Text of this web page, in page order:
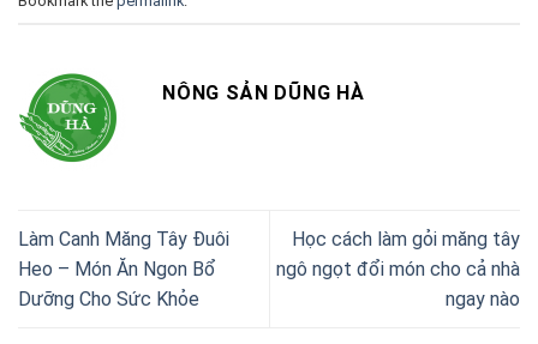
NÔNG SẢN DŨNG HÀ
Làm Canh Măng Tây Đuôi
Heo – Món Ăn Ngon Bổ
Dưỡng Cho Sức Khỏe
Học cách làm gỏi măng tây
ngô ngọt đổi món cho cả nhà
ngay nào